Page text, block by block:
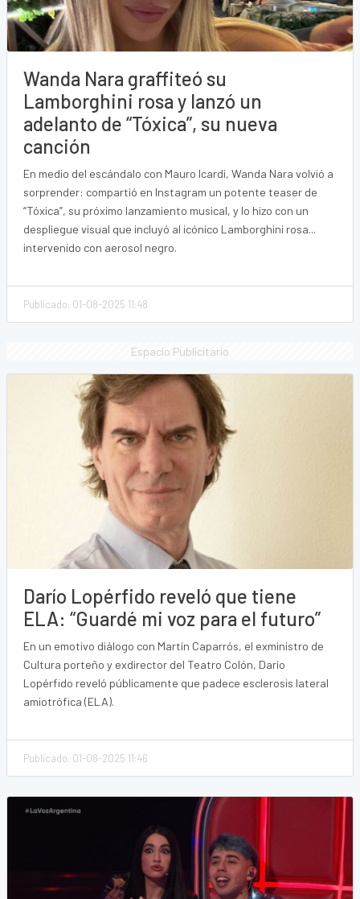
Wanda Nara graffiteó su
Lamborghini rosa y lanzó un
adelanto de “Tóxica”, su nueva
canción
En medio del escándalo con Mauro Icardi, Wanda Nara volvió a
sorprender: compartió en Instagram un potente teaser de
“Tóxica”, su próximo lanzamiento musical, y lo hizo con un
despliegue visual que incluyó al icónico Lamborghini rosa...
intervenido con aerosol negro.
Publicado: 01-08-2025 11:48
Espacio Publicitario
Darío Lopérfido reveló que tiene
ELA: “Guardé mi voz para el futuro”
En un emotivo diálogo con Martín Caparrós, el exministro de
Cultura porteño y exdirector del Teatro Colón, Darío
Lopérfido reveló públicamente que padece esclerosis lateral
amiotrófica (ELA).
Publicado: 01-08-2025 11:46